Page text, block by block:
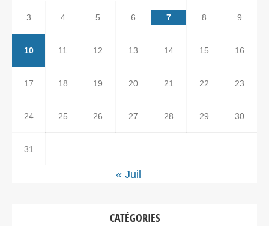
3 4 5 6 7 8 9
10 11 12 13 14 15 16
17 18 19 20 21 22 23
24 25 26 27 28 29 30
31
« Juil
CATÉGORIES